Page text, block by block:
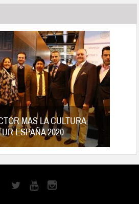
MAS LA CULTURA
ESPAÑA 2020